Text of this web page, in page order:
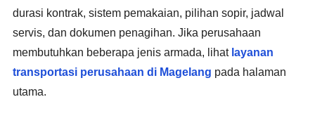
durasi kontrak, sistem pemakaian, pilihan sopir, jadwal
servis, dan dokumen penagihan. Jika perusahaan
membutuhkan beberapa jenis armada, lihat layanan
transportasi perusahaan di Magelang pada halaman
utama.